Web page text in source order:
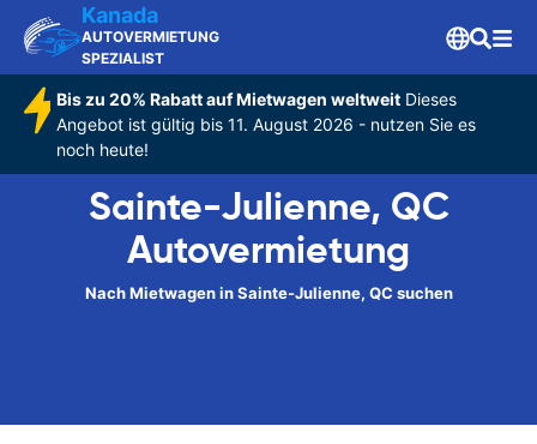
Kanada
AUTOVERMIETUNG
SPEZIALIST
Bis zu 20% Rabatt auf Mietwagen weltweitDieses
Angebot ist gültig bis 11. August 2026 - nutzen Sie es
noch heute!
Sainte-Julienne, QC
Autovermietung
Nach Mietwagen in Sainte-Julienne, QC suchen